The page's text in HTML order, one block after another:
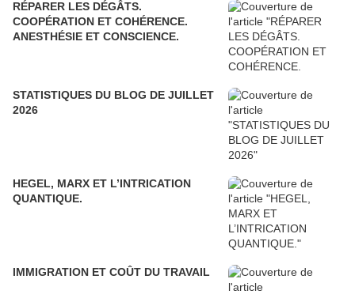
RÉPARER LES DÉGÂTS.
COOPÉRATION ET COHÉRENCE.
ANESTHÉSIE ET CONSCIENCE.
STATISTIQUES DU BLOG DE JUILLET
2026
HEGEL, MARX ET L’INTRICATION
QUANTIQUE.
IMMIGRATION ET COÛT DU TRAVAIL